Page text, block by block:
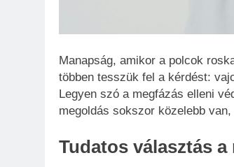
Manapság, amikor a polcok
többen tesszük fel a kérdést:
Legyen szó a megfázás elleni
megoldás sokszor közelebb
Tudatos választás